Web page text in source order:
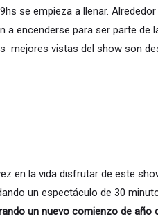
se empieza a llenar.
encenderse para ser parte de
mejores vistas del show son
en la vida disfrutar de este
un espectáculo de 30
un nuevo comienzo de año